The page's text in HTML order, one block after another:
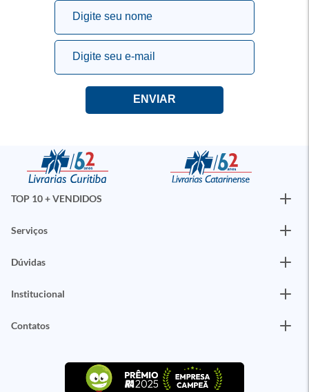
TOP 10 + VENDIDOS
Serviços
Dúvidas
Institucional
Contatos